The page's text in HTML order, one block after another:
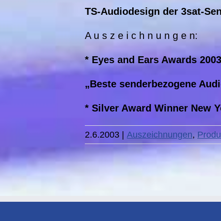
TS-Audiodesign der 3sat-
A u s z e i c h n u n g e n:
* Eyes and Ears Awards
„Beste senderbezogene
* Silver Award Winner New
2.6.2003 Auszeichnungen,